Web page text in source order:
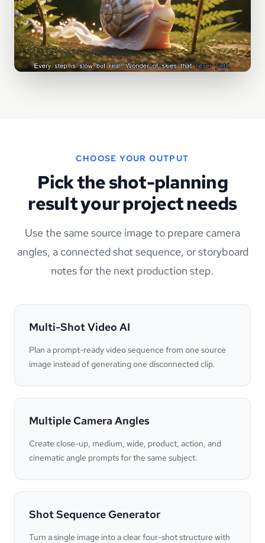
CHOOSE YOUR OUTPUT
Pick the shot-planning
result your project needs
Use the same source image to prepare camera
angles, a connected shot sequence, or storyboard
notes for the next production step.
Multi-Shot Video AI
Plan a prompt-ready video sequence from one source
image instead of generating one disconnected clip.
Multiple Camera Angles
Create close-up, medium, wide, product, action, and
cinematic angle prompts for the same subject.
Shot Sequence Generator
Turn a single image into a clear four-shot structure with